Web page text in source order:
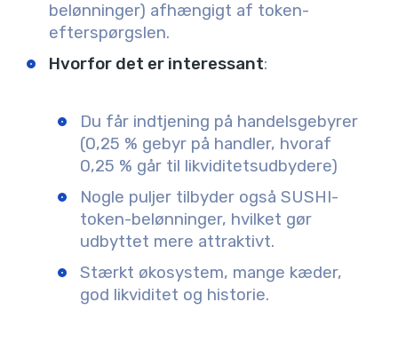
belønninger) afhængigt af token-
efterspørgslen.
Hvorfor det er interessant:
Du får indtjening på handelsgebyrer
(0,25 % gebyr på handler, hvoraf
0,25 % går til likviditetsudbydere)
Nogle puljer tilbyder også SUSHI-
token-belønninger, hvilket gør
udbyttet mere attraktivt.
Stærkt økosystem, mange kæder,
god likviditet og historie.